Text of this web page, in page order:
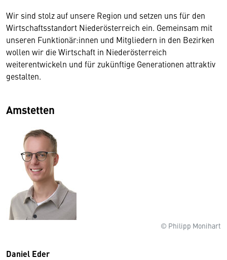
Wir sind stolz auf unsere Region und setzen uns für den
Wirtschaftsstandort Niederösterreich ein. Gemeinsam mit
unseren Funktionär:innen und Mitgliedern in den Bezirken
wollen wir die Wirtschaft in Niederösterreich
weiterentwickeln und für zukünftige Generationen attraktiv
gestalten.
Amstetten
© Philipp Monihart
Daniel Eder